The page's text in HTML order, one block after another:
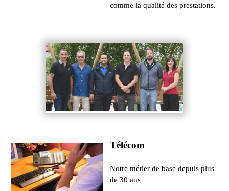
comme la qualité des prestations.
Télécom
Notre métier de base depuis plus
de 30 ans